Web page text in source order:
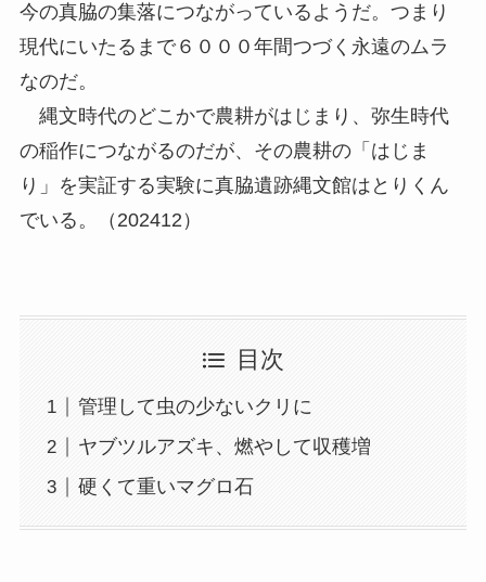
今の真脇の集落につながっているようだ。つまり
現代にいたるまで６０００年間つづく永遠のムラ
なのだ。
縄文時代のどこかで農耕がはじまり、弥生時代
の稲作につながるのだが、その農耕の「はじま
り」を実証する実験に真脇遺跡縄文館はとりくん
でいる。（202412）
目次
管理して虫の少ないクリに
ヤブツルアズキ、燃やして収穫増
硬くて重いマグロ石